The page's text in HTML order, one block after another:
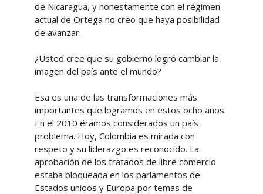
de Nicaragua, y honestamente con el régimen
actual de Ortega no creo que haya posibilidad
de avanzar.
¿Usted cree que su gobierno logró cambiar la
imagen del país ante el mundo?
Esa es una de las transformaciones más
importantes que logramos en estos ocho años.
En el 2010 éramos considerados un país
problema. Hoy, Colombia es mirada con
respeto y su liderazgo es reconocido. La
aprobación de los tratados de libre comercio
estaba bloqueada en los parlamentos de
Estados unidos y Europa por temas de